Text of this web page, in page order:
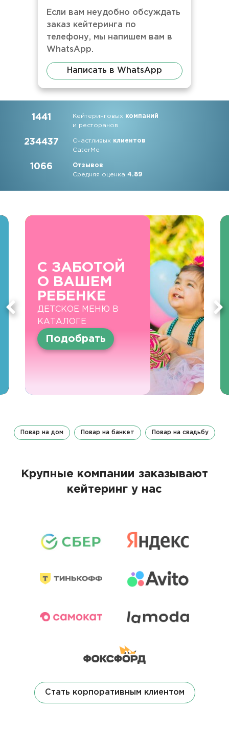
Если вам неудобно обсуждать
заказ кейтеринга по
телефону, мы напишем вам в
WhatsApp.
Написать в WhatsApp
1441 Кейтеринговых компаний
и ресторанов
234437 Счастливых клиентов
CaterMe
1066
Отзывов
Средняя оценка4.89
С ЗАБОТОЙ
О ВАШЕМ
РЕБЕНКЕ
ДЕТСКОЕ МЕНЮ В
КАТАЛОГЕ
Подобрать
Повар на дом Повар на банкет Повар на свадьбу
Крупные компании заказывают
кейтеринг у нас
Стать корпоративным клиентом